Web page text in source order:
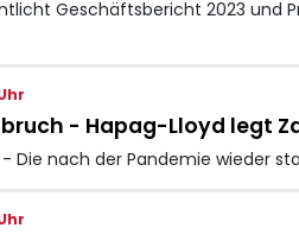
Geschäftsbericht 2023 und
- Hapag-Lloyd legt
- Die nach der Pandemie wieder